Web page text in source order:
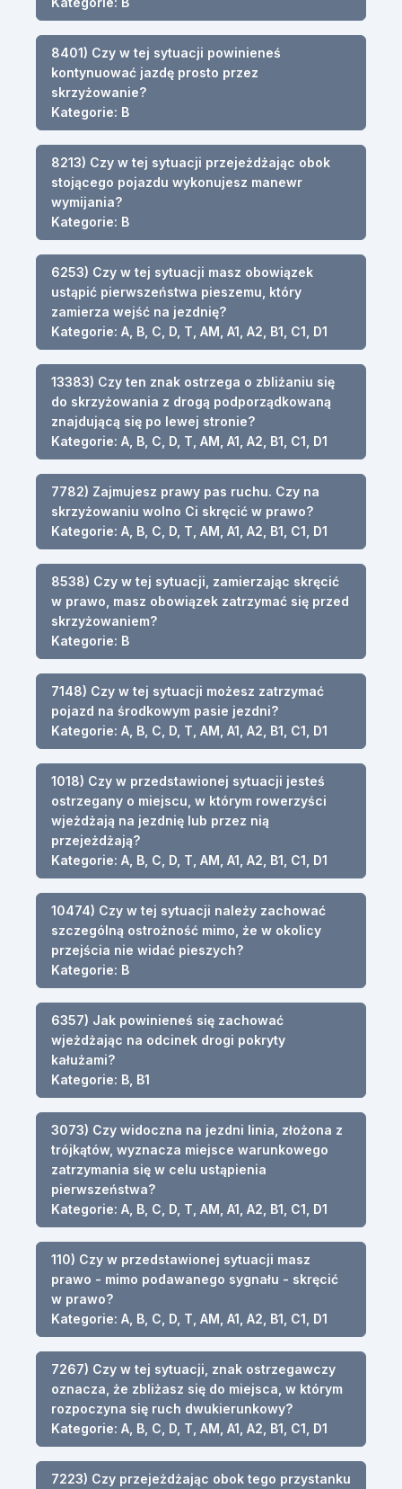
8401) Czy w tej sytuacji powinieneś
kontynuować jazdę prosto przez
skrzyżowanie?
Kategorie: B
8213) Czy w tej sytuacji przejeżdżając obok
stojącego pojazdu wykonujesz manewr
wymijania?
Kategorie: B
6253) Czy w tej sytuacji masz obowiązek
ustąpić pierwszeństwa pieszemu, który
zamierza wejść na jezdnię?
Kategorie: A, B, C, D, T, AM, A1, A2, B1, C1, D1
13383) Czy ten znak ostrzega o zbliżaniu się
do skrzyżowania z drogą podporządkowaną
znajdującą się po lewej stronie?
Kategorie: A, B, C, D, T, AM, A1, A2, B1, C1, D1
7782) Zajmujesz prawy pas ruchu. Czy na
skrzyżowaniu wolno Ci skręcić w prawo?
Kategorie: A, B, C, D, T, AM, A1, A2, B1, C1, D1
8538) Czy w tej sytuacji, zamierzając skręcić
w prawo, masz obowiązek zatrzymać się przed
skrzyżowaniem?
Kategorie: B
7148) Czy w tej sytuacji możesz zatrzymać
pojazd na środkowym pasie jezdni?
Kategorie: A, B, C, D, T, AM, A1, A2, B1, C1, D1
1018) Czy w przedstawionej sytuacji jesteś
ostrzegany o miejscu, w którym rowerzyści
wjeżdżają na jezdnię lub przez nią
przejeżdżają?
Kategorie: A, B, C, D, T, AM, A1, A2, B1, C1, D1
10474) Czy w tej sytuacji należy zachować
szczególną ostrożność mimo, że w okolicy
przejścia nie widać pieszych?
Kategorie: B
6357) Jak powinieneś się zachować
wjeżdżając na odcinek drogi pokryty
kałużami?
Kategorie: B, B1
3073) Czy widoczna na jezdni linia, złożona z
trójkątów, wyznacza miejsce warunkowego
zatrzymania się w celu ustąpienia
pierwszeństwa?
Kategorie: A, B, C, D, T, AM, A1, A2, B1, C1, D1
110) Czy w przedstawionej sytuacji masz
prawo - mimo podawanego sygnału - skręcić
w prawo?
Kategorie: A, B, C, D, T, AM, A1, A2, B1, C1, D1
7267) Czy w tej sytuacji, znak ostrzegawczy
oznacza, że zbliżasz się do miejsca, w którym
rozpoczyna się ruch dwukierunkowy?
Kategorie: A, B, C, D, T, AM, A1, A2, B1, C1, D1
7223) Czy przejeżdżając obok tego przystanku